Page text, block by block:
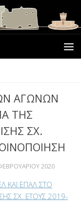
ΑΓΩΝΩΝ
ΤΗΣ
ΣΧ.
2020
ΚΑΙ ΕΠΑΛ ΣΤΟ
ΣΧ. ΕΤΟΥΣ 2019-